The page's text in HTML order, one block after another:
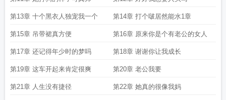
第13章 十个黑衣人独宠我一个 第14章 打个啵居然能水1章
第15章 吊带裙真方便 第16章 原来你是个有老公的女人
第17章 还记得年少时的梦吗 第18章 谢谢你让我成长
第19章 这车开起来肯定很爽 第20章 老公我要
第21章 人生没有捷径 第22章 她真的很像我妈